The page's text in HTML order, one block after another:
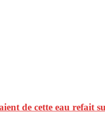
de cette eau refait